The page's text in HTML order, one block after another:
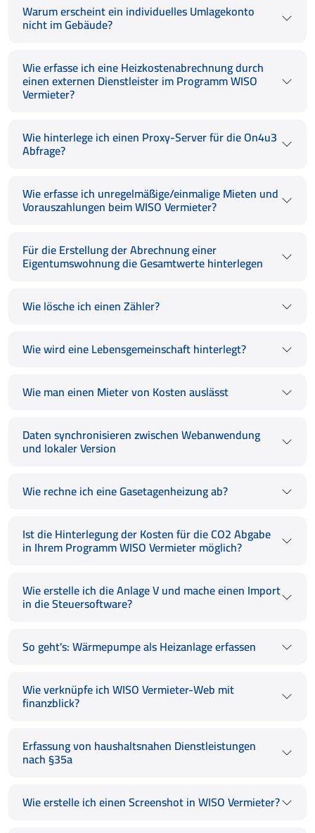
Warum erscheint ein individuelles Umlagekonto
nicht im Gebäude?
Wie erfasse ich eine Heizkostenabrechnung durch
einen externen Dienstleister im Programm WISO
Vermieter?
Wie hinterlege ich einen Proxy-Server für die On4u3
Abfrage?
Wie erfasse ich unregelmäßige/einmalige Mieten und
Vorauszahlungen beim WISO Vermieter?
Für die Erstellung der Abrechnung einer
Eigentumswohnung die Gesamtwerte hinterlegen
Wie lösche ich einen Zähler?
Wie wird eine Lebensgemeinschaft hinterlegt?
Wie man einen Mieter von Kosten auslässt
Daten synchronisieren zwischen Webanwendung
und lokaler Version
Wie rechne ich eine Gasetagenheizung ab?
Ist die Hinterlegung der Kosten für die CO2 Abgabe
in Ihrem Programm WISO Vermieter möglich?
Wie erstelle ich die Anlage V und mache einen Import
in die Steuersoftware?
So geht's: Wärmepumpe als Heizanlage erfassen
Wie verknüpfe ich WISO Vermieter-Web mit
finanzblick?
Erfassung von haushaltsnahen Dienstleistungen
nach §35a
Wie erstelle ich einen Screenshot in WISO Vermieter?